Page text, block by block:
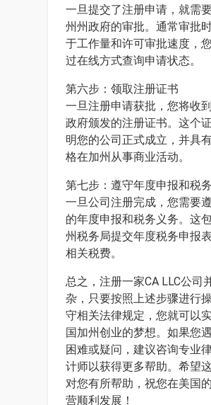
一旦提交了注册申请，就需
州州政府的审批。通常审批
于工作量和许可审批速度，
过在线方式查询申请状态。
第六步：领取注册证书
一旦注册申请获批，您将收
政府颁发的注册证书。这个
明您的公司正式成立，并具
格在加州从事商业活动。
第七步：遵守年度申报和税
一旦公司注册完成，您需要
的年度申报和税务义务。这
州税务局提交年度税务申报
相关税费。
总之，注册一家CA LLC公司
杂，只要按照上述步骤进行
守相关法律规定，您就可以
国加州创业的梦想。如果您
困难或疑问，建议咨询专业
计师以获得更多帮助。希望
对您有所帮助，祝您在美国
营顺利发展！